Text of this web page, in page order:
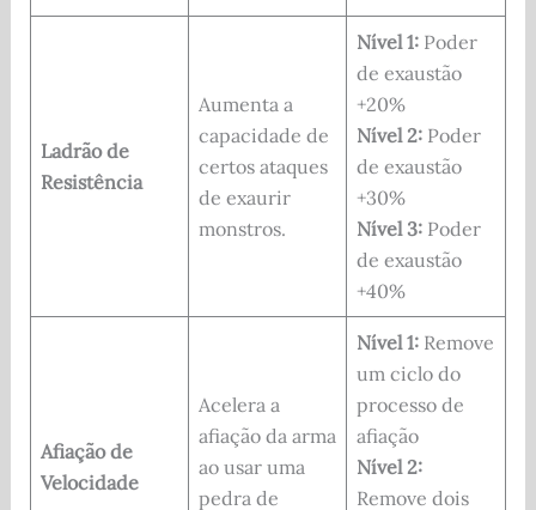
Ladrão de
Resistência
Aumenta a
capacidade de
certos ataques
de exaurir
monstros.
Nível 1:Poder
de exaustão
+20%
Nível 2:Poder
de exaustão
+30%
Nível 3:Poder
de exaustão
+40%
Afiação de
Velocidade
Acelera a
afiação da arma
ao usar uma
pedra de
Nível 1:Remove
um ciclo do
processo de
afiação
Nível 2:
Remove dois